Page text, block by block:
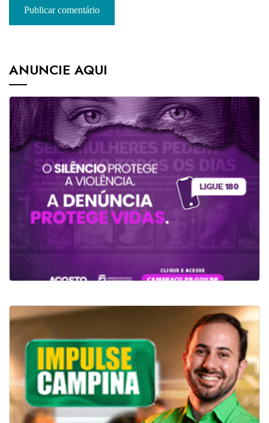
ANUNCIE AQUI